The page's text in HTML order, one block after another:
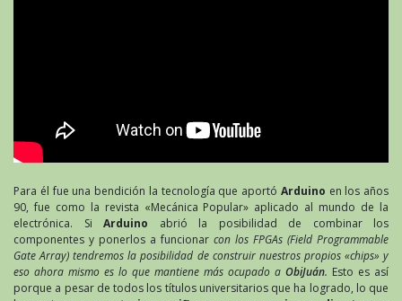
Para él fue una bendición la tecnología que aportó Arduino en los años
90, fue como la revista «Mecánica Popular» aplicado al mundo de la
electrónica. Si Arduino abrió la posibilidad de combinar los
componentes y ponerlos a funcionar con los FPGAs (Field Programmable
Gate Array) tendremos la posibilidad de construir nuestros propios «chips» y
eso ahora mismo es lo que mantiene más ocupado a ObiJuán. Esto es así
porque a pesar de todos los títulos universitarios que ha logrado, lo que